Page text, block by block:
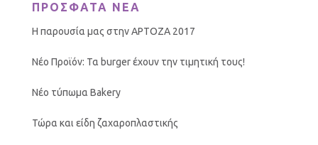
ΠΡΟΣΦΑΤΑ ΝΕΑ
Η παρουσία μας στην ΑΡΤΟΖΑ 2017
Νέο Προϊόν: Τα burger έχουν την τιμητική τους!
Νέο τύπωμα Bakery
Τώρα και είδη ζαχαροπλαστικής